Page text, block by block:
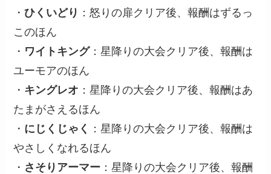
・ひくいどり ：怒りの扉クリア後、報酬はずるっ
このほん
・ ワイトキング：星降りの大会クリア後、報酬は
ユーモアのほん
・ キングレオ ：星降りの大会クリア後、報酬はあ
たまがさえるほん
・ にじくじゃく
：星降りの大会クリア後、報酬は
やさしくなれるほん
・ さそりアーマー ：星降りの大会クリア後、報酬